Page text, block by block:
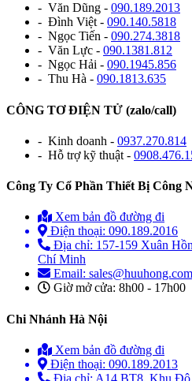
- Văn Dũng - 090.189.2013
- Đình Việt - 090.140.5818
- Ngọc Tiến - 090.274.3818
- Văn Lực - 090.1381.812
- Ngọc Hải - 090.1945.856
- Thu Hà - 090.1813.635
CÔNG TƠ ĐIỆN TỬ (zalo/call)
- Kinh doanh - 0937.270.814
- Hỗ trợ kỹ thuật -
Công Ty Cổ Phần Thiết Bị Công
Xem bản đồ đường đi
Điện thoại: 090.189.2016
Địa chỉ: 157-159 Xuân
Chí Minh
Email:
Giờ mở cửa: 8h00 - 17h00
Chi Nhánh Hà Nội
Xem bản đồ đường đi
Điện thoại: 090.189.2013
Địa chỉ: A14 BT8, Khu